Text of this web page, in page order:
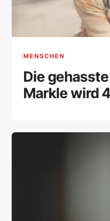
MENSCHEN
Die
Markle wird